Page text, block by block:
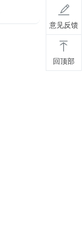
意见反馈
回顶部